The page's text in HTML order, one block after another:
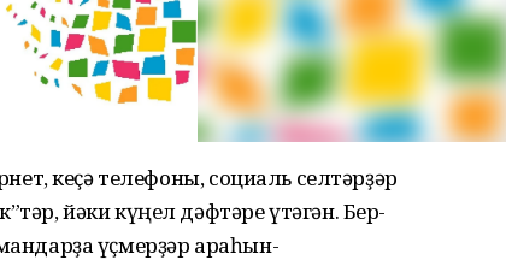
кеҫә телефоны, социаль селтәрҙәр
йәки күңел дәфтәре үтәгән. Бер-
үҫмерҙәр араһын-